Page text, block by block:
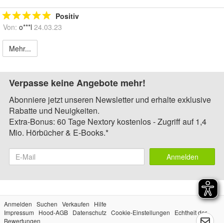
Positiv
Von: o***l 24.03.23
Mehr...
Verpasse keine Angebote mehr!
Abonniere jetzt unseren Newsletter und erhalte exklusive
Rabatte und Neuigkeiten.
Extra-Bonus: 60 Tage Nextory kostenlos - Zugriff auf 1,4
Mio. Hörbücher & E-Books.*
Anmelden
Anmelden Suchen Verkaufen
Hilfe
Impressum
Hood-AGB Datenschutz Cookie-Einstellungen
Echtheit der
Bewertungen